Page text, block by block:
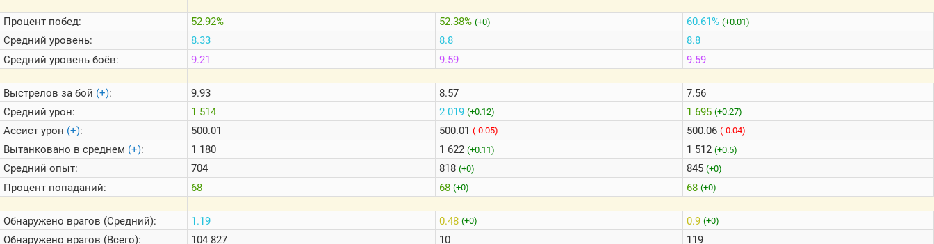
Процент побед:
Средний уровень:
Средний уровень боёв:
Выстрелов за бой (+):
Средний урон:
Ассист урон (+):
Вытанковано в среднем (+):
Средний опыт:
Процент попаданий:
Обнаружено врагов (Средний):
Обнаружено врагов (Всего):
52.92%
8.33
9.21
9.93
1 514
500.01
1 180
704
68
1.19
104 827
52.38% (+0)
8.8
9.59
8.57
2 019 (+0.12)
500.01 (-0.05)
1 622 (+0.11)
818 (+0)
68 (+0)
0.48 (+0)
10
60.61% (+0.01)
8.8
9.59
7.56
1 695 (+0.27)
500.06 (-0.04)
1 512 (+0.5)
845 (+0)
68 (+0)
0.9 (+0)
119